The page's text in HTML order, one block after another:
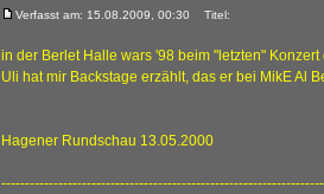
Verfasst am: 15.08.2009, 00:30 Titel:
in der Berlet Halle wars '98 beim "letzten" Konzert
Uli hat mir Backstage erzählt, das er bei MikE Al
Hagener Rundschau 13.05.2000